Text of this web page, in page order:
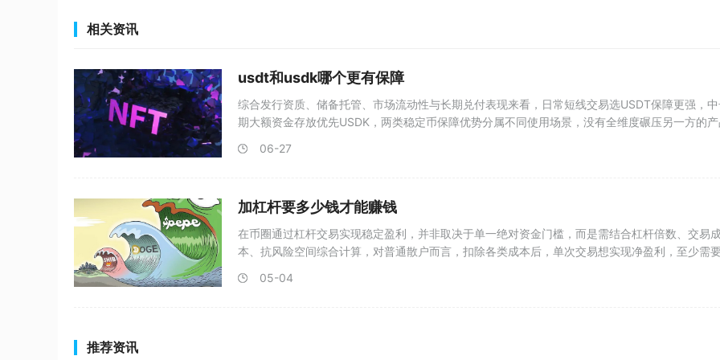
相关资讯
usdt和usdk哪个更有保障
综合发行资质、储备托管、市场流动性与长期兑付表现来看，日常短线交易选USDT保障更强，中
期大额资金存放优先USDK，两类稳定币保障优势分属不同使用场景，没有全维度碾压另一方的产
06-27
加杠杆要多少钱才能赚钱
在币圈通过杠杆交易实现稳定盈利，并非取决于单一绝对资金门槛，而是需结合杠杆倍数、交易
本、抗风险空间综合计算，对普通散户而言，扣除各类成本后，单次交易想实现净盈利，至少需
05-04
推荐资讯